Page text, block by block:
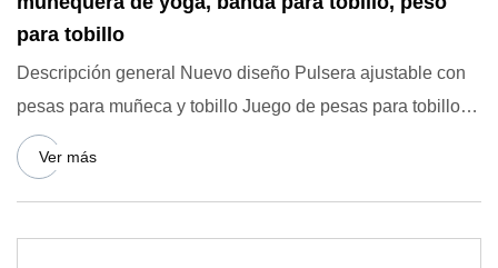
para tobillo
Descripción general Nuevo diseño Pulsera ajustable con
pesas para muñeca y tobillo Juego de pesas para tobillo
Pulsera c
Ver más